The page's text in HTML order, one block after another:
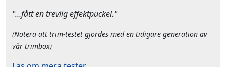
"…fått en trevlig effektpuckel."
(Notera att trim-testet gjordes med en tidigare generation av
vår trimbox)